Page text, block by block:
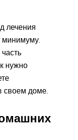
лечения
минимуму.
нужно
своем доме.